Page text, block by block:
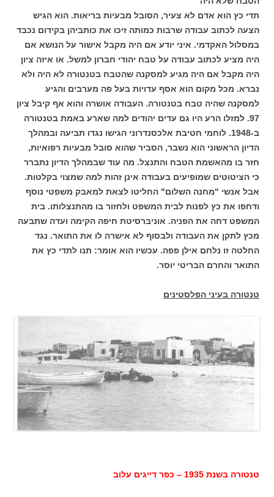
תדי כץ הוא אדם לא צעיר, הסובל מבעיות בריאות. הוא הגיש
הצעה לכתוב עבודה שרבות כמותה זיכו את כותביהן בקידום נכבד
במסלול האקדמי. איני יודע אם היה מקבל אישור על הנושא אם
היה מציע לכתוב עבודה על טבח יהודי חברון למשל. או איזה ציון
היה מקבל אם היה מגיע למסקנה שהטבח בטנטורה לא היה ולא
נברא. מכל מקום הוא אסף עדויות בעל פה מערבים והגיע
למסקנה שהיה טבח בטנטורה. העבודה אושרה והוא אף קיבל ציון
97. למזלו הרע היו גם עדים יהודים למה שארע באמת בטנטורה
ב-1948. לוחמי חטיבת אלכסנדרוני הגישו נגדו תביעה ובמהלך
הדיון הראשוני הוא נשבר, הסביר שהוא סובל מבעיות רפואיות,
חזר בו מהאשמת הטבח והתנצל. מה עוד שבמהלך הדיון נתברר
כי הציטוטים שמופיעים בעבודה אינן זהות למה שמצוי בקלטות.
אבל אנשי "מחנה השלום" החליטו לצאת למאבק משפטי נוסף
ודחפו את כץ לפנות לבית המשפט ולחזור בו מהתנצלותו. בית
המשפט דחה את הפניה. אוניברסיטת חיפה הקימה ועדה שתבעה
מכץ לתקן את העבודה ולבסוף לא אישרה לו את התואר. נגד
החלטה זו נלחם אילן פפה. עכשיו הוא אומר: תנו לתדי כץ את
התואר והחרם הבריטי יוסר.
טנטורה בעיני הפלסטינים
טנטורה בשנת 1935 – כפר דייגים עלוב